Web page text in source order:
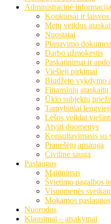
Administracinė informacija
Konkursai ir laisvos
Metų veiklos
Nuostatai
Planavimo
Darbo užmokestis
Paskatinimai ir
Viešieji pirkimai
Biudžeto vykdymo
Finansinių
Ūkio subjektų
Tarnybiniai
Lėšos veiklai viešinti
Atviri duomenys
Konsultavimasis su
Pranešėjų apsauga
Civilinė sauga
Paslaugos
Maitinimas
Švietimo pagalbos
Visuomenės
Mokamos paslaugos
Nuorodos
Klausimai – atsakymai